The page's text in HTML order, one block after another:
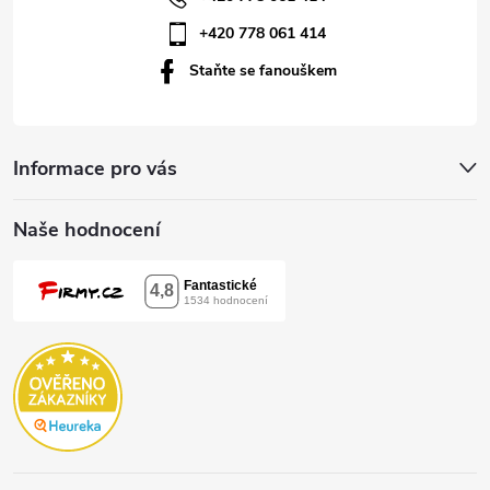
Informace pro vás
Naše hodnocení
+420 778 061 414
Staňte se fanouškem